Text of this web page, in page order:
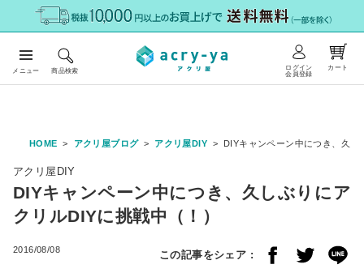
メニュー 商品検索
ログイン
会員登録
カート
HOME アクリ屋ブログ アクリ屋DIY DIYキャンペーン中につき、久
アクリ屋DIY
DIYキャンペーン中につき、久しぶりにア
クリルDIYに挑戦中（！）
2016/08/08 この記事をシェア :